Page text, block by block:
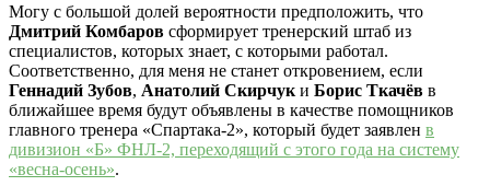
Могу с большой долей вероятности предположить, что
Дмитрий Комбаров сформирует тренерский штаб из
специалистов, которых знает, с которыми работал.
Соответственно, для меня не станет откровением, если
Геннадий Зубов, Анатолий Скирчук и Борис Ткачёв в
ближайшее время будут объявлены в качестве помощников
главного тренера «Спартака-2», который будет заявлен в
дивизион «Б» ФНЛ-2, переходящий с этого года на систему
«весна-осень».